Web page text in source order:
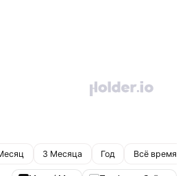
3 Месяца Год Всё время